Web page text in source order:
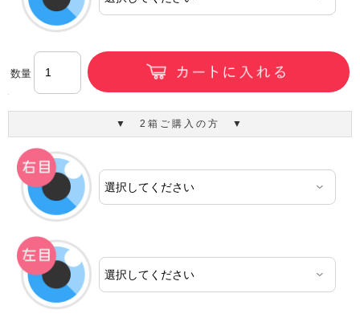
数量
▼ 2箱ご購入の方 ▼